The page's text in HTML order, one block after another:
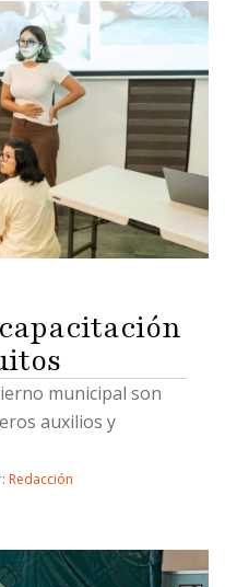
municipal son
auxilios y
Redacción